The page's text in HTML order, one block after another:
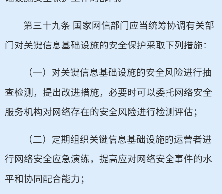
第三十九条 国家网信部门应当统筹协调有关部
门对关键信息基础设施的安全保护采取下列措施：
（一）对关键信息基础设施的安全风险进行抽
查检测，提出改进措施，必要时可以委托网络安全
服务机构对网络存在的安全风险进行检测评估；
（二）定期组织关键信息基础设施的运营者进
行网络安全应急演练，提高应对网络安全事件的水
平和协同配合能力；